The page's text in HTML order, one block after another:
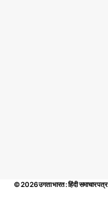
© 2026उगता भारत : हिंदी समाचार पत्र